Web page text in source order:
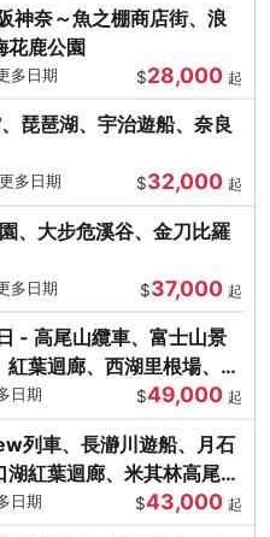
神奈～魚之棚商店街、浪
花鹿公園
多日期 $28,000 起
琵琶湖、宇治遊船、奈良
多日期 $32,000 起
、大步危溪谷、金刀比羅
多日期 $37,000 起
- 高尾山纜車、富士山景
葉迴廊、西湖里根場、銀
日期 $49,000 起
列車、長瀞川遊船、月石
紅葉迴廊、米其林高尾
日期 $43,000 起